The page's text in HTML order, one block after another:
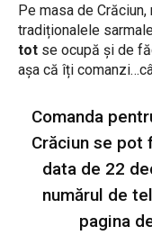
Pe masa de
tradiționalele
tot se ocupă și de
așa că îți
Comanda
Crăciun se pot
data de 22
numărul de
pagina